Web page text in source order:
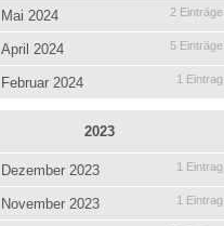
Mai 2024 2 Einträge
April 2024 5 Einträge
Februar 2024 1 Eintrag
2023
Dezember 2023 1 Eintrag
November 2023 1 Eintrag